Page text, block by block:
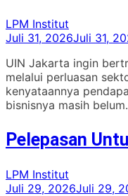
LPM Institut
Juli 31, 2026Juli 31,
UIN Jakarta ingin
melalui perluasan
kenyataannya
bisnisnya masih
Pelepasan
LPM Institut
Juli 29, 2026Juli 29,